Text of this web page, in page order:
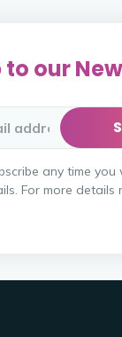
to our
any time
For more details